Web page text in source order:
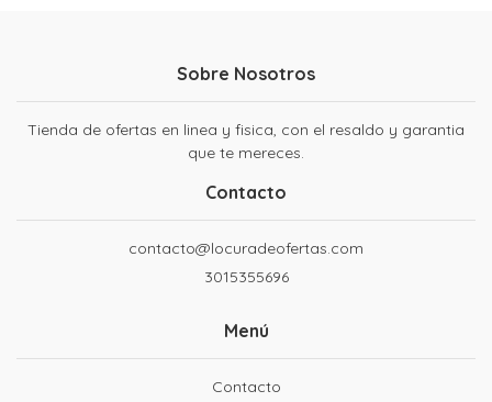
Sobre Nosotros
Tienda de ofertas en linea y fisica, con el resaldo y garantia
que te mereces.
Contacto
contacto@locuradeofertas.com
3015355696
Menú
Contacto